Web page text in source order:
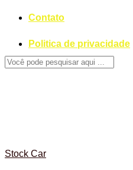
Contato
Politica de privacidade
Stock Car